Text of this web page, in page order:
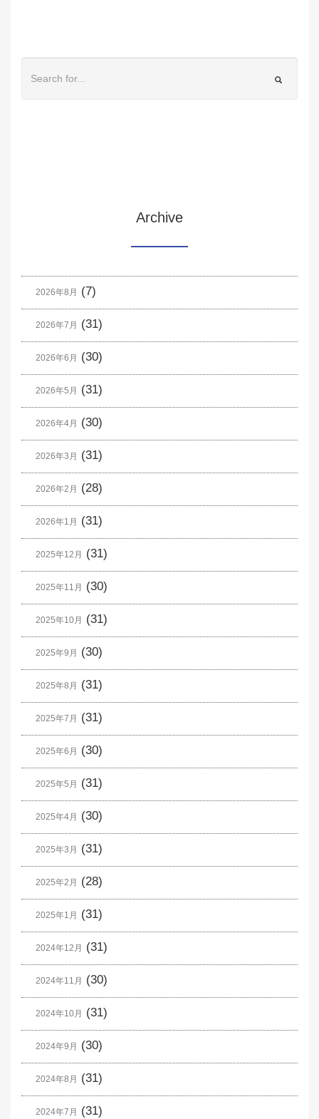
Archive
2026年8月 (7)
2026年7月 (31)
2026年6月 (30)
2026年5月 (31)
2026年4月 (30)
2026年3月 (31)
2026年2月 (28)
2026年1月 (31)
2025年12月 (31)
2025年11月 (30)
2025年10月 (31)
2025年9月 (30)
2025年8月 (31)
2025年7月 (31)
2025年6月 (30)
2025年5月 (31)
2025年4月 (30)
2025年3月 (31)
2025年2月 (28)
2025年1月 (31)
2024年12月 (31)
2024年11月 (30)
2024年10月 (31)
2024年9月 (30)
2024年8月 (31)
2024年7月 (31)